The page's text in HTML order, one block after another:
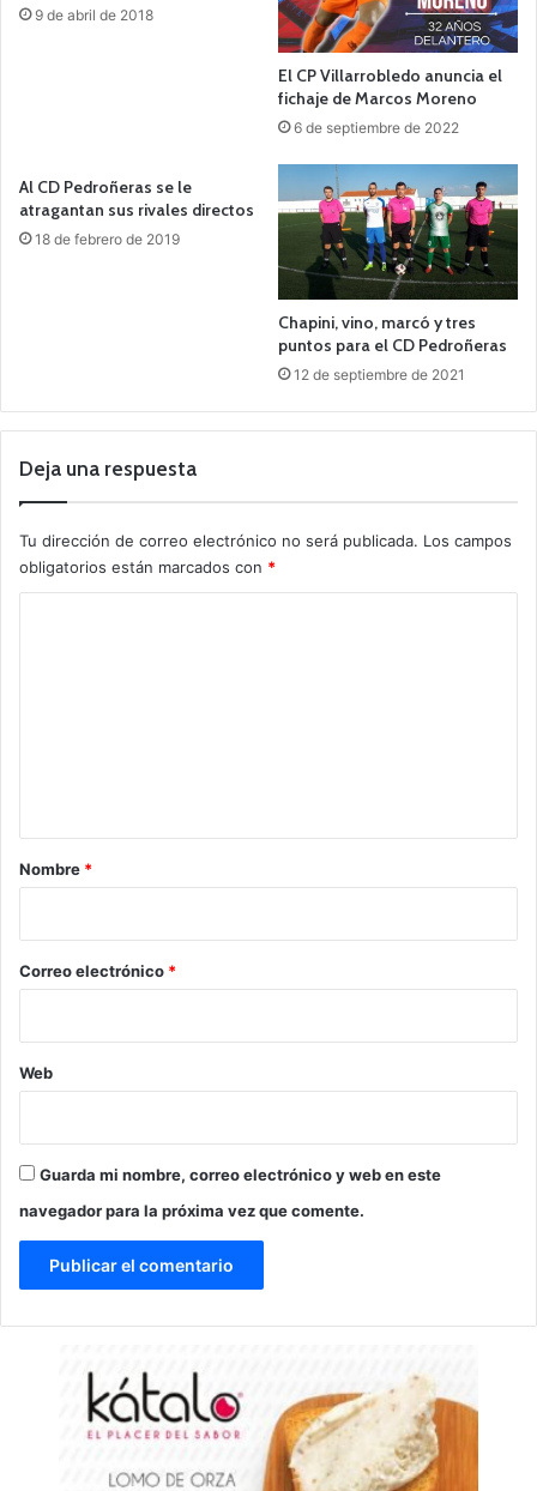
9 de abril de 2018
El CP Villarrobledo anuncia el
fichaje de Marcos Moreno
6 de septiembre de 2022
Al CD Pedroñeras se le
atragantan sus rivales directos
18 de febrero de 2019
Chapini, vino, marcó y tres
puntos para el CD Pedroñeras
12 de septiembre de 2021
Deja una respuesta
Tu dirección de correo electrónico no será publicada. Los campos
obligatorios están marcados con *
r
*
Nombre *
Correo electrónico *
Web
Guarda mi nombre, correo electrónico y web en este
navegador para la próxima vez que comente.